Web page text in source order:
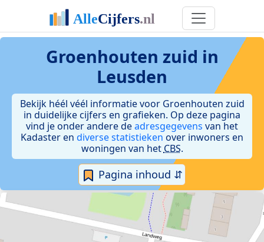
Groenhouten zuid in
Leusden
Bekijk héél véél informatie voor Groenhouten zuid
in duidelijke cijfers en grafieken. Op deze pagina
vind je onder andere deadresgegevens van het
Kadaster en diverse statistieken over inwoners en
woningen van het CBS.
Pagina inhoud ⇵